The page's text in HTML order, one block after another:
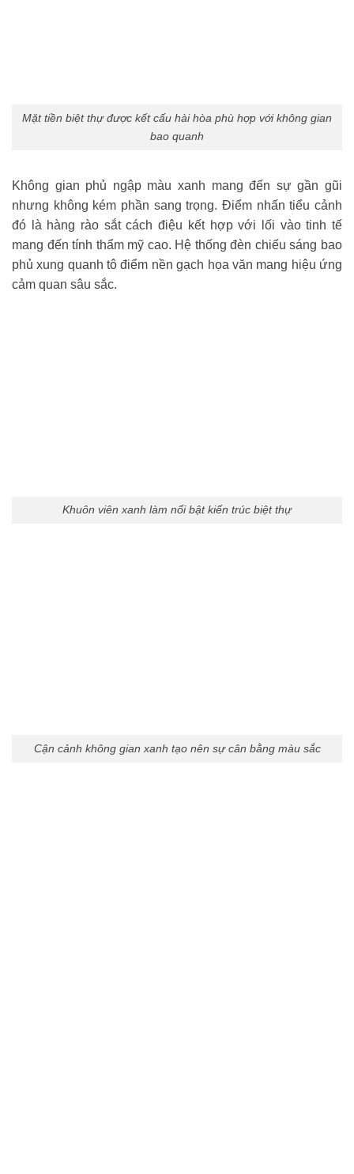
Mặt tiền biệt thự được kết cấu hài hòa phù hợp với không gian
bao quanh
Không gian phủ ngập màu xanh mang đến sự gần gũi
nhưng không kém phần sang trọng. Điểm nhấn tiểu cảnh
đó là hàng rào sắt cách điệu kết hợp với lối vào tinh tế
mang đến tính thẩm mỹ cao. Hệ thống đèn chiếu sáng bao
phủ xung quanh tô điểm nền gạch họa văn mang hiệu ứng
cảm quan sâu sắc.
Khuôn viên xanh làm nổi bật kiến trúc biệt thự
Cận cảnh không gian xanh tạo nên sự cân bằng màu sắc